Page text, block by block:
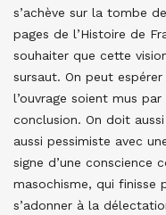
s’achève sur la tombe
pages de l’Histoire de
souhaiter que cette
sursaut. On peut
l’ouvrage soient mus
conclusion. On doit
aussi pessimiste avec
signe d’une conscience
masochisme, qui finisse
s’adonner à la